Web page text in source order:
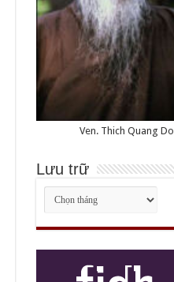
Ven. Thich Quang Do
Lưu trữ
Lưu
trữ